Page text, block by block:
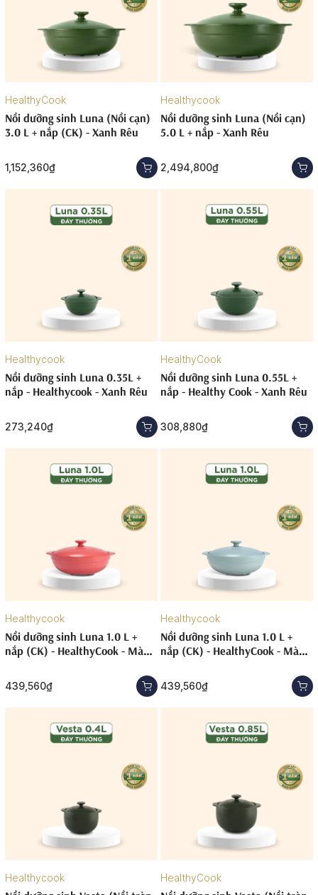
HealthyCook
Nồi dưỡng sinh Luna (Nồi cạn)
3.0 L + nắp (CK) - Xanh Rêu
1,152,360₫
Healthycook
Nồi dưỡng sinh Luna (Nồi cạn)
5.0 L + nắp - Xanh Rêu
2,494,800₫
Healthycook
Nồi dưỡng sinh Luna 0.35L +
nắp - Healthycook - Xanh Rêu
273,240₫
HealthyCook
Nồi dưỡng sinh Luna 0.55L +
nắp - Healthy Cook - Xanh Rêu
308,880₫
Healthycook
Nồi dưỡng sinh Luna 1.0 L +
nắp (CK) - HealthyCook - Màu
439,560₫
Healthycook
Nồi dưỡng sinh Luna 1.0 L +
nắp (CK) - HealthyCook - Màu
439,560₫
Healthycook HealthyCook